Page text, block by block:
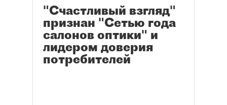
"Счастливый взгляд"
признан "Сетью года
салонов оптики" и
лидером доверия
потребителей